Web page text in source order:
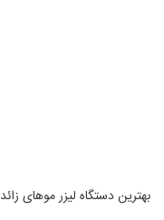
بهترین دستگاه لیزر موهای زائد